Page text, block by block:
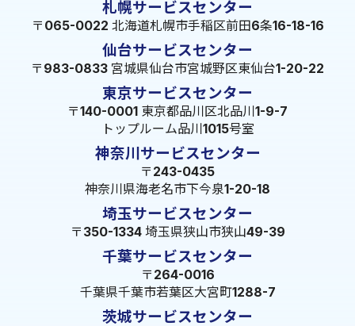
札幌サービスセンター
〒065-0022 北海道札幌市手稲区前田6条16-18-16
仙台サービスセンター
〒983-0833 宮城県仙台市宮城野区東仙台1-20-22
東京サービスセンター
〒140-0001 東京都品川区北品川1-9-7
トップルーム品川1015号室
神奈川サービスセンター
〒243-0435
神奈川県海老名市下今泉1-20-18
埼玉サービスセンター
〒350-1334 埼玉県狭山市狭山49-39
千葉サービスセンター
〒264-0016
千葉県千葉市若葉区大宮町1288-7
茨城サービスセンター